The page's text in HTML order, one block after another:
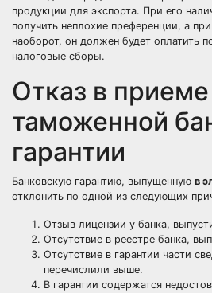
продукции для экспорта. При его
получить неплохие преференции, а
наоборот, он должен будет оплатить
налоговые сборы.
Отказ в приеме
таможенной
гарантии
Банковскую гарантию, выпущенную в
отклонить по одной из следующих
Отзыв лицензии у банка,
Отсутствие в реестре банка,
Отсутствие в гарантии части
перечислили выше.
В гарантии содержатся